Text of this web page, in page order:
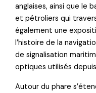
anglaises, ainsi que le
et pétroliers qui
également une
l’histoire de la
de signalisation
optiques utilisés
Autour du phare